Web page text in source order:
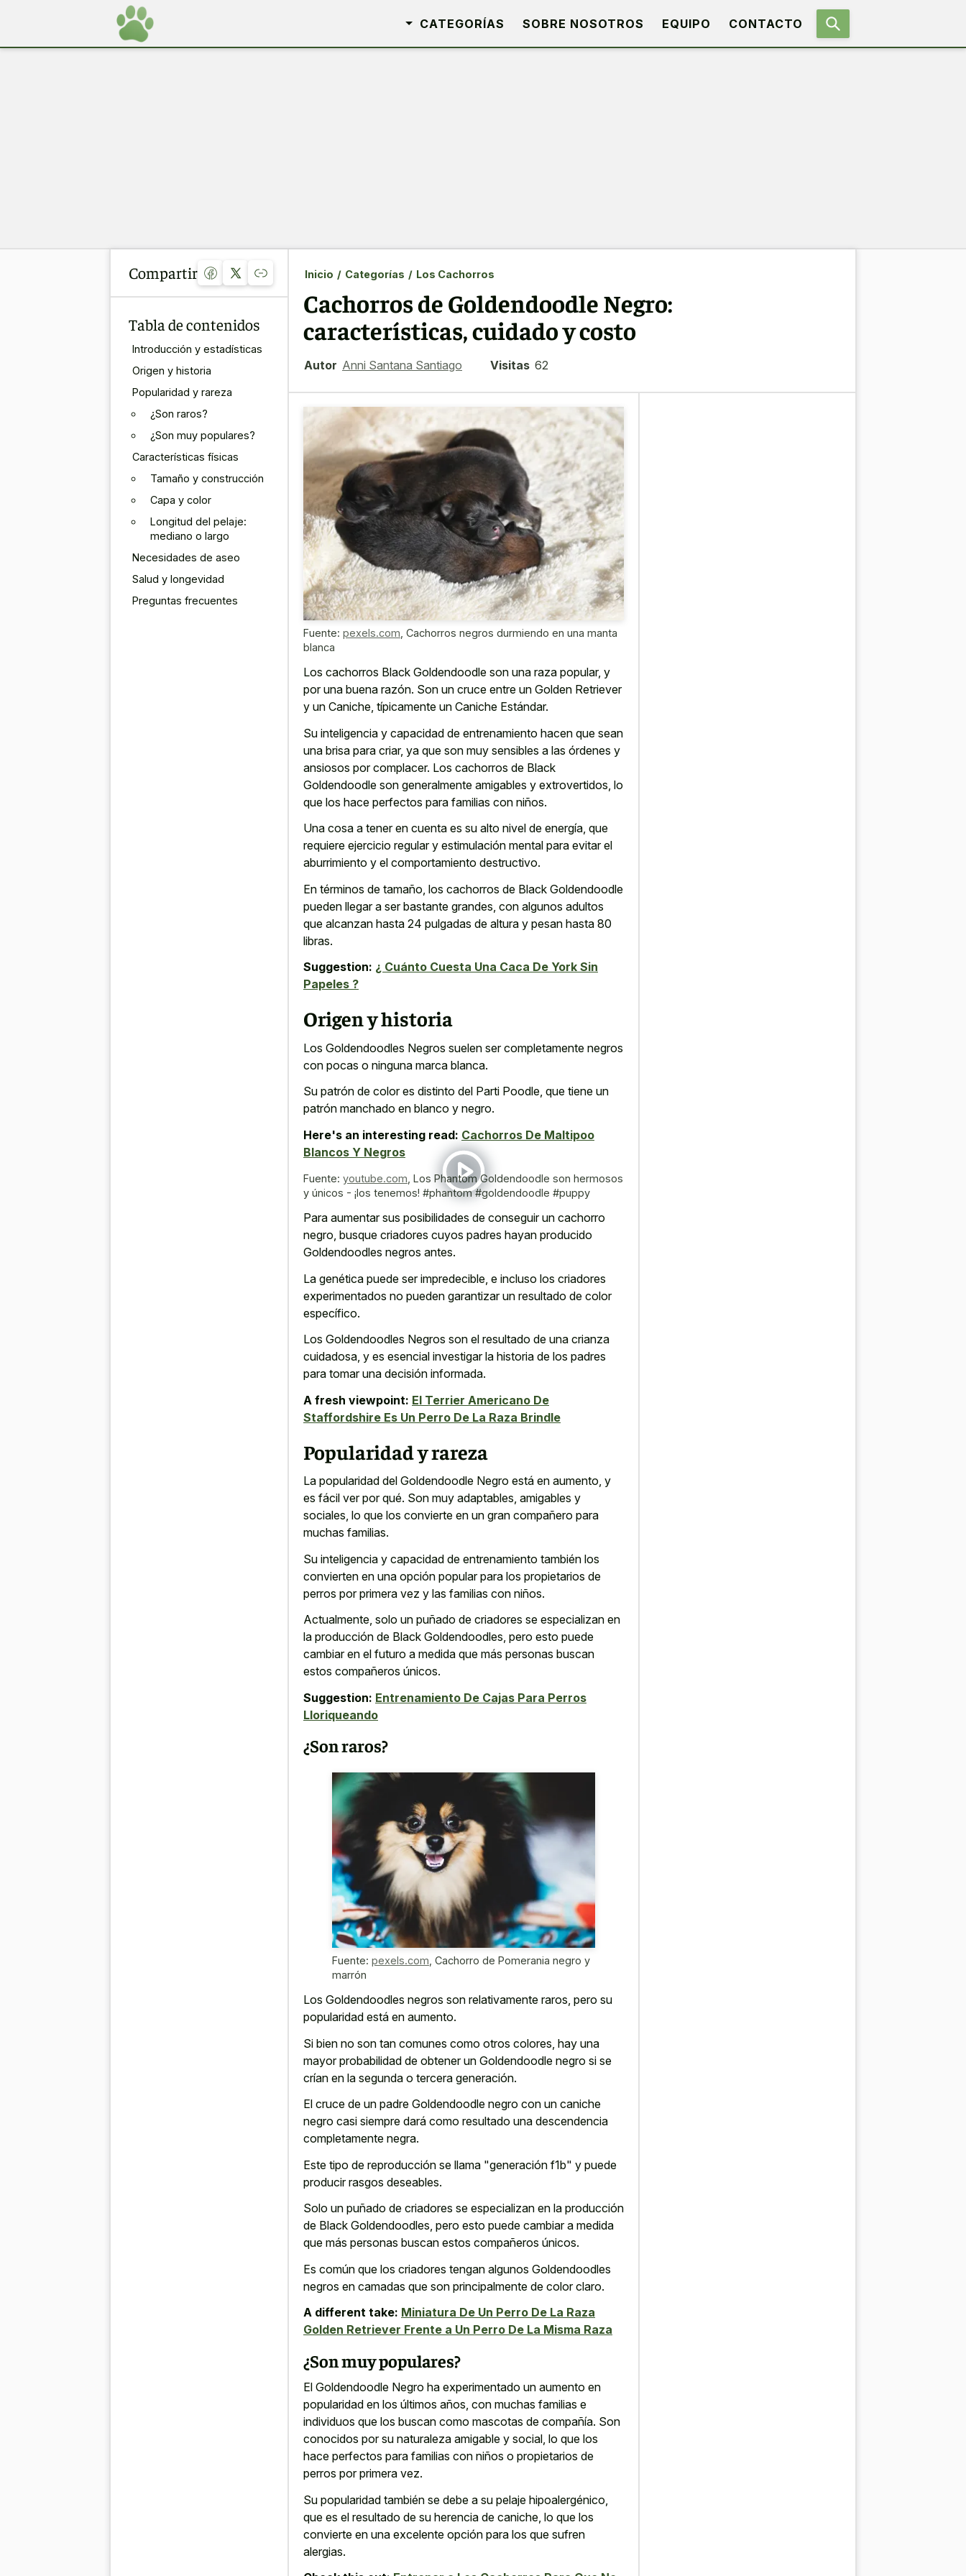
CATEGORÍAS SOBRE NOSOTROS EQUIPO CONTACTO
Compartir
Tabla de contenidos
Introducción y estadísticas
Origen y historia
Popularidad y rareza
¿Son raros?
¿Son muy populares?
Características físicas
Tamaño y construcción
Capa y color
Longitud del pelaje:
mediano o largo
Necesidades de aseo
Salud y longevidad
Preguntas frecuentes
Inicio / Categorías / Los Cachorros
Cachorros de Goldendoodle Negro:
características, cuidado y costo
Autor Anni Santana Santiago Visitas 62
Fuente: pexels.com Cachorros negros durmiendo en una manta
blanca
Los cachorros Black Goldendoodle son una raza popular, y
por una buena razón. Son un cruce entre un Golden Retriever
y un Caniche, típicamente un Caniche Estándar.
Su inteligencia y capacidad de entrenamiento hacen que sean
una brisa para criar, ya que son muy sensibles a las órdenes y
ansiosos por complacer. Los cachorros de Black
Goldendoodle son generalmente amigables y extrovertidos, lo
que los hace perfectos para familias con niños.
Una cosa a tener en cuenta es su alto nivel de energía, que
requiere ejercicio regular y estimulación mental para evitar el
aburrimiento y el comportamiento destructivo.
En términos de tamaño, los cachorros de Black Goldendoodle
pueden llegar a ser bastante grandes, con algunos adultos
que alcanzan hasta 24 pulgadas de altura y pesan hasta 80
libras.
Suggestion: ¿ Cuánto Cuesta Una Caca De York Sin
Papeles ?
Origen y historia
Los Goldendoodles Negros suelen ser completamente negros
con pocas o ninguna marca blanca.
Su patrón de color es distinto del Parti Poodle, que tiene un
patrón manchado en blanco y negro.
Here's an interesting read: Cachorros De Maltipoo
Blancos Y Negros
Fuente: youtube.com Los Phantom Goldendoodle son hermosos
y únicos - ¡los tenemos! #phantom #goldendoodle #puppy
Para aumentar sus posibilidades de conseguir un cachorro
negro, busque criadores cuyos padres hayan producido
Goldendoodles negros antes.
La genética puede ser impredecible, e incluso los criadores
experimentados no pueden garantizar un resultado de color
específico.
Los Goldendoodles Negros son el resultado de una crianza
cuidadosa, y es esencial investigar la historia de los padres
para tomar una decisión informada.
A fresh viewpoint: El Terrier Americano De
Staffordshire Es Un Perro De La Raza Brindle
Popularidad y rareza
La popularidad del Goldendoodle Negro está en aumento, y
es fácil ver por qué. Son muy adaptables, amigables y
sociales, lo que los convierte en un gran compañero para
muchas familias.
Su inteligencia y capacidad de entrenamiento también los
convierten en una opción popular para los propietarios de
perros por primera vez y las familias con niños.
Actualmente, solo un puñado de criadores se especializan en
la producción de Black Goldendoodles, pero esto puede
cambiar en el futuro a medida que más personas buscan
estos compañeros únicos.
Suggestion: Entrenamiento De Cajas Para Perros
Lloriqueando
¿Son raros?
Fuente: pexels.com Cachorro de Pomerania negro y
marrón
Los Goldendoodles negros son relativamente raros, pero su
popularidad está en aumento.
Si bien no son tan comunes como otros colores, hay una
mayor probabilidad de obtener un Goldendoodle negro si se
crían en la segunda o tercera generación.
El cruce de un padre Goldendoodle negro con un caniche
negro casi siempre dará como resultado una descendencia
completamente negra.
Este tipo de reproducción se llama "generación f1b" y puede
producir rasgos deseables.
Solo un puñado de criadores se especializan en la producción
de Black Goldendoodles, pero esto puede cambiar a medida
que más personas buscan estos compañeros únicos.
Es común que los criadores tengan algunos Goldendoodles
negros en camadas que son principalmente de color claro.
A different take: Miniatura De Un Perro De La Raza
Golden Retriever Frente a Un Perro De La Misma Raza
¿Son muy populares?
El Goldendoodle Negro ha experimentado un aumento en
popularidad en los últimos años, con muchas familias e
individuos que los buscan como mascotas de compañía. Son
conocidos por su naturaleza amigable y social, lo que los
hace perfectos para familias con niños o propietarios de
perros por primera vez.
Su popularidad también se debe a su pelaje hipoalergénico,
que es el resultado de su herencia de caniche, lo que los
convierte en una excelente opción para los que sufren
alergias.